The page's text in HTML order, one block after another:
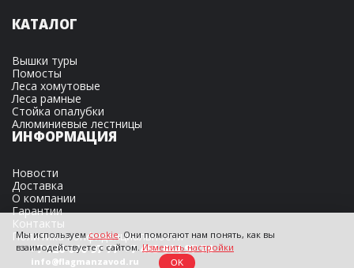
КАТАЛОГ
Вышки туры
Помосты
Леса хомутовые
Леса рамные
Стойка опалубки
Алюминиевые лестницы
ИНФОРМАЦИЯ
Новости
Доставка
О компании
Гарантии
Контакты
Политика конфиденциальности
+7 926 000 97 77 +7 495 664 97 74
info@flagmanzavod.ru
Мы используемcookie. Они помогают нам понять, как вы
взаимодействуете с сайтом.Изменить настройки
OK